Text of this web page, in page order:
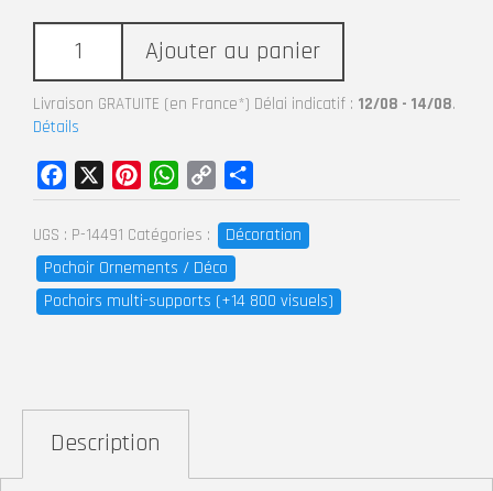
Ajouter au panier
Livraison GRATUITE (en France*) Délai indicatif : 12/08 - 14/08.
Détails
UGS : P-14491 Catégories :
Décoration
Pochoir Ornements / Déco
Pochoirs multi-supports (+14 800 visuels)
Facebook PinterestWhatsApp
Copy
Link
Description